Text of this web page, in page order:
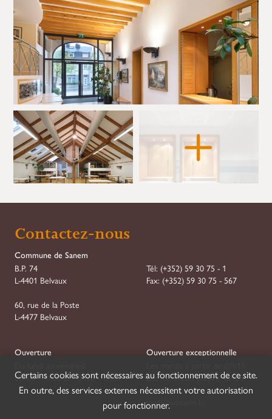
Demande de Réservation
Réservation
Association
Date de début
JJ
Heure de début *
Contactez-nous
Commune de Sanem
B.P. 74
L-4401 Belvaux
60, rue de la Poste
L-4477 Belvaux
Tél: (+352) 59 30 75 - 1
Fax: (+352) 59 30 75 - 567
Ouverture
08h00–11h30 et 13h30–16h30
Ouverture exceptionnelle
Les mercredis jusqu'à 18h00
mail@suessem.lu
Certains cookies sont nécessaires au fonctionnement de ce site.
En outre, des services externes nécessitent votre autorisation
pour fonctionner.